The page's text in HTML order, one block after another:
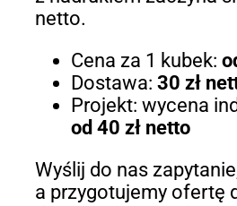
netto.
Cena za 1 kubek:
Dostawa: 30 zł
Projekt: wycena
od 40 zł netto
Wyślij do nas
a przygotujemy ofertę